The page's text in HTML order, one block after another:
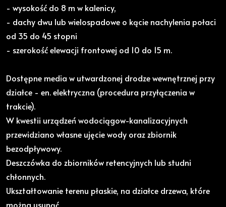
- wysokość do 8 m w kalenicy,
- dachy dwu lub wielospadowe o kącie nachylenia połaci
od 35 do 45 stopni
- szerokość elewacji frontowej od 10 do 15 m.
Dostępne media w utwardzonej drodze wewnętrznej przy
działce - en. elektryczna (procedura przyłączenia w
trakcie).
W kwestii urządzeń wodociągow-kanalizacyjnych
przewidziano własne ujęcie wody oraz zbiornik
bezodpływowy.
Deszczówka do zbiorników retencyjnych lub studni
chłonnych.
Ukształtowanie terenu płaskie, na działce drzewa, które
można usunąć.